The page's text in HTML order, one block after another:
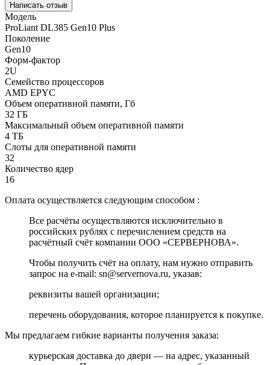
Написать отзыв
Модель
ProLiant DL385 Gen10 Plus
Поколение
Gen10
Форм-фактор
2U
Семейство процессоров
AMD EPYC
Объем оперативной памяти, Гб
32 ГБ
Максимальный объем оперативной памяти
4 ТБ
Слоты для оперативной памяти
32
Количество ядер
16
Оплата осуществляется следующим способом :
Все расчёты осуществляются исключительно в
российских рублях с перечислением средств на
расчётный счёт компании ООО «СЕРВЕРНОВА».
Чтобы получить счёт на оплату, нам нужно отправить
запрос на e-mail: sn@servernova.ru, указав:
реквизиты вашей организации;
перечень оборудования, которое планируется к покупке.
Мы предлагаем гибкие варианты получения заказа:
курьерская доставка до двери — на адрес, указанный